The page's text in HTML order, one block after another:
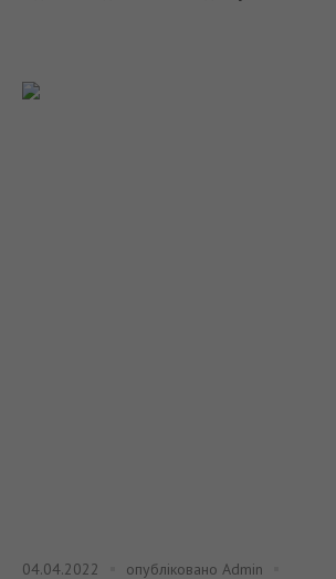
04.04.2022 опубліковано Admin